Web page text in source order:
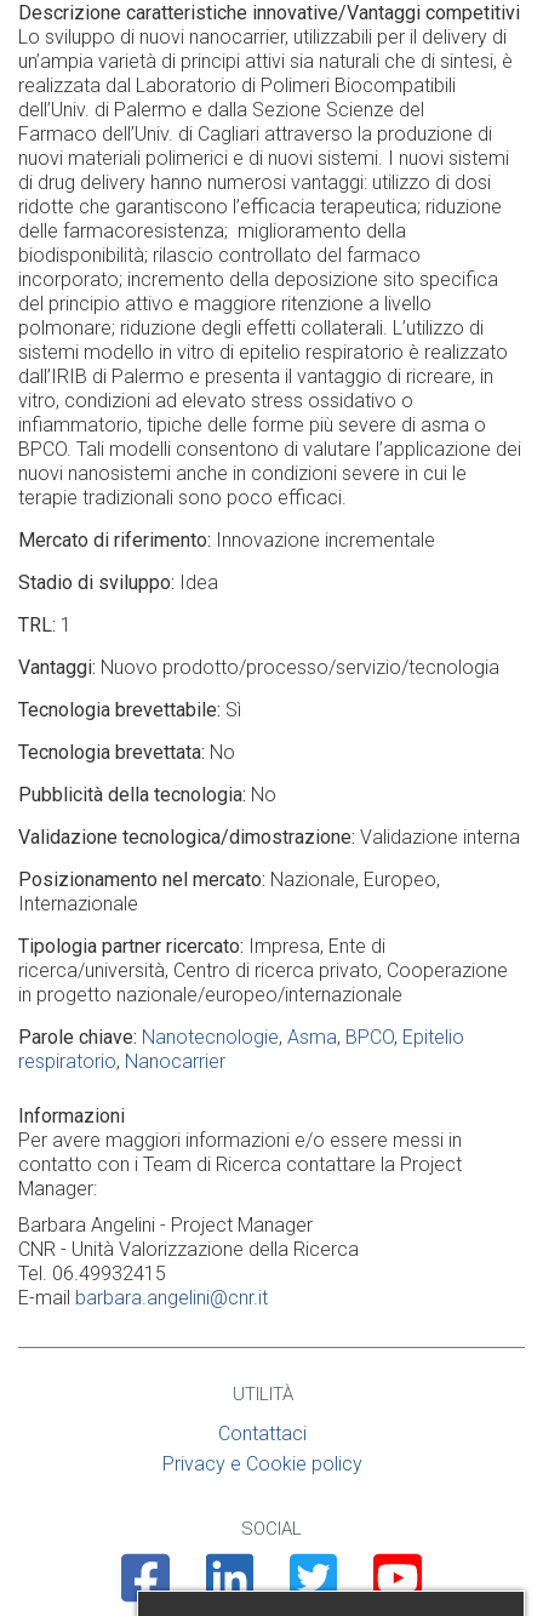
Descrizione caratteristiche innovative/Vantaggi competitivi
Lo sviluppo di nuovi nanocarrier, utilizzabili per il delivery di
un’ampia varietà di principi attivi sia naturali che di sintesi, è
realizzata dal Laboratorio di Polimeri Biocompatibili
dell’Univ. di Palermo e dalla Sezione Scienze del
Farmaco dell’Univ. di Cagliari attraverso la produzione di
nuovi materiali polimerici e di nuovi sistemi. I nuovi sistemi
di drug delivery hanno numerosi vantaggi: utilizzo di dosi
ridotte che garantiscono l’efficacia terapeutica; riduzione
delle farmacoresistenza; miglioramento della
biodisponibilità; rilascio controllato del farmaco
incorporato; incremento della deposizione sito specifica
del principio attivo e maggiore ritenzione a livello
polmonare; riduzione degli effetti collaterali. L’utilizzo di
sistemi modello in vitro di epitelio respiratorio è realizzato
dall’IRIB di Palermo e presenta il vantaggio di ricreare, in
vitro, condizioni ad elevato stress ossidativo o
infiammatorio, tipiche delle forme più severe di asma o
BPCO. Tali modelli consentono di valutare l’applicazione dei
nuovi nanosistemi anche in condizioni severe in cui le
terapie tradizionali sono poco efficaci.
Mercato di riferimento
Innovazione incrementale
Stadio di sviluppo
Idea
TRL 1
Vantaggi Nuovo prodotto/processo/servizio/tecnologia
Tecnologia brevettabile Sì
Tecnologia brevettata No
Pubblicità della tecnologia No
Validazione tecnologica/dimostrazione Validazione interna
Posizionamento nel mercato Nazionale Europeo
Internazionale
Tipologia partner ricercato
Impresa Ente di
ricerca/università Centro di ricerca privato Cooperazione
in progetto nazionale/europeo/internazionale
Parole chiave Nanotecnologie Asma BPCO Epitelio
respiratorio Nanocarrier
Informazioni
Per avere maggiori informazioni e/o essere messi in
contatto con i Team di Ricerca contattare la Project
Manager:
Barbara Angelini - Project Manager
CNR - Unità Valorizzazione della Ricerca
Tel. 06.49932415
E-mail barbara.angelini@cnr.it
UTILITÀ
Contattaci
Privacy e Cookie policy
SOCIAL
FacebookLinkedin Twitter Youtube